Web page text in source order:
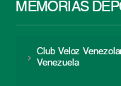
MEMORIAS
Club Veloz
Venezuela